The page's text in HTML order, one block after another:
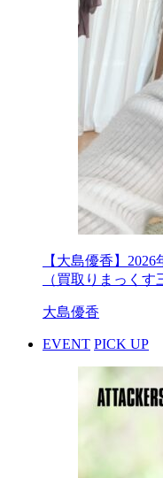
【大島優香】
（買取りまっくす
大島優香
EVENT PICK UP